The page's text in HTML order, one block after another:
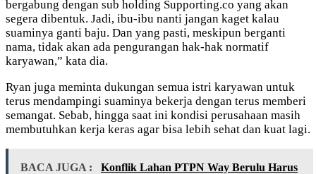
bergabung dengan sub holding Supporting.co yang akan
segera dibentuk. Jadi, ibu-ibu nanti jangan kaget kalau
suaminya ganti baju. Dan yang pasti, meskipun berganti
nama, tidak akan ada pengurangan hak-hak normatif
karyawan,” kata dia.
Ryan juga meminta dukungan semua istri karyawan untuk
terus mendampingi suaminya bekerja dengan terus memberi
semangat. Sebab, hingga saat ini kondisi perusahaan masih
membutuhkan kerja keras agar bisa lebih sehat dan kuat lagi.
BACA JUGA :
Konflik Lahan PTPN Way Berulu Harus